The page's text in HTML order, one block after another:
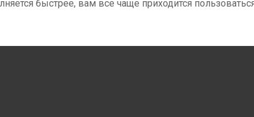
быстрее, вам все чаще приходится